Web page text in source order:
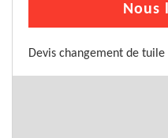
Nous
Devis changement de